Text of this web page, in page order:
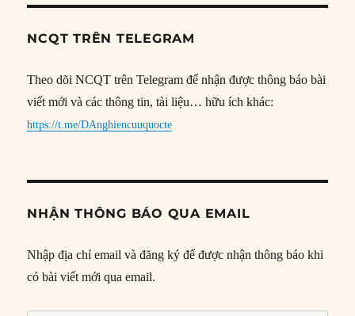
NCQT TRÊN TELEGRAM
Theo dõi NCQT trên Telegram để nhận được thông báo bài
viết mới và các thông tin, tài liệu… hữu ích khác:
https://t.me/DAnghiencuuquocte
NHẬN THÔNG BÁO QUA EMAIL
Nhập địa chỉ email và đăng ký để được nhận thông báo khi
có bài viết mới qua email.